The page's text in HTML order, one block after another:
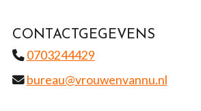
CONTACTGEGEVENS
0703244429
bureau@vrouwenvannu.nl